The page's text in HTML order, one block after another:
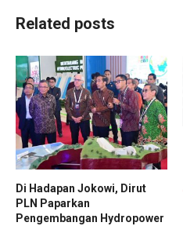
Related posts
Di Hadapan Jokowi, Dirut
PLN Paparkan
Pengembangan Hydropower